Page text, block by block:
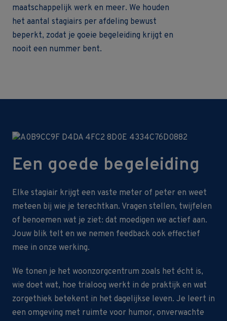
maatschappelijk werk en meer. We houden
het aantal stagiairs per afdeling bewust
beperkt, zodat je goeie begeleiding krijgt en
nooit een nummer bent.
Een goede begeleiding
Elke stagiair krijgt een vaste meter of peter en weet
meteen bij wie je terechtkan. Vragen stellen, twijfelen
of benoemen wat je ziet: dat moedigen we actief aan.
Jouw blik telt en we nemen feedback ook effectief
mee in onze werking.
We tonen je het woonzorgcentrum zoals het écht is,
wie doet wat, hoe trialoog werkt in de praktijk en wat
zorgethiek betekent in het dagelijkse leven. Je leert in
een omgeving met ruimte voor humor, onverwachte